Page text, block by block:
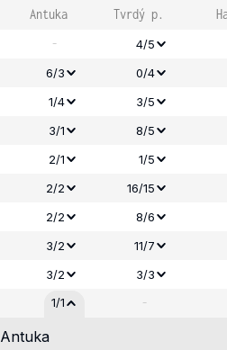
Antuka Tvrdý p.
-
4/5
6/3
0/4
1/4
3/5
3/1
8/5
2/1
1/5
2/2
16/15
2/2
8/6
3/2
11/7
3/2
3/3
1/1 -
Antuka